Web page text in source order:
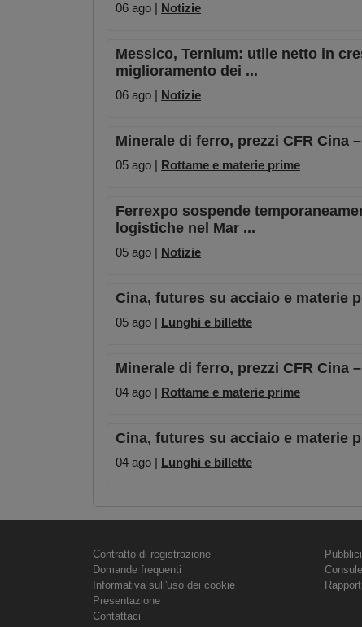
06 ago | Notizie
Messico, Ternium: utile netto in
miglioramento dei ...
06 ago | Notizie
Minerale di ferro, prezzi CFR Cina
05 ago | Rottame e materie prime
Ferrexpo sospende
logistiche nel Mar ...
05 ago | Notizie
Cina, futures su acciaio e materie
05 ago | Lunghi e billette
Minerale di ferro, prezzi CFR Cina
04 ago | Rottame e materie prime
Cina, futures su acciaio e materie
04 ago | Lunghi e billette
Contratto di registrazione
Domande frequenti
Informativa sull'uso dei cookie
Presentazione
Contattaci